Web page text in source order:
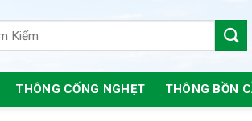
THÔNG CỐNG NGHẸT THÔNG BỒN